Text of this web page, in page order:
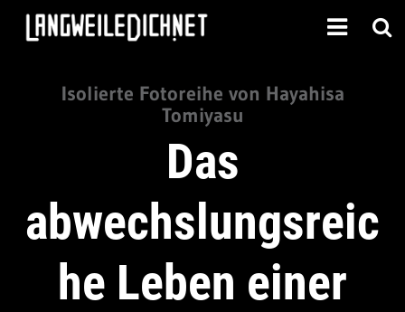
Isolierte Fotoreihe von Hayahisa
Tomiyasu
Das
abwechslungsreic
he Leben einer